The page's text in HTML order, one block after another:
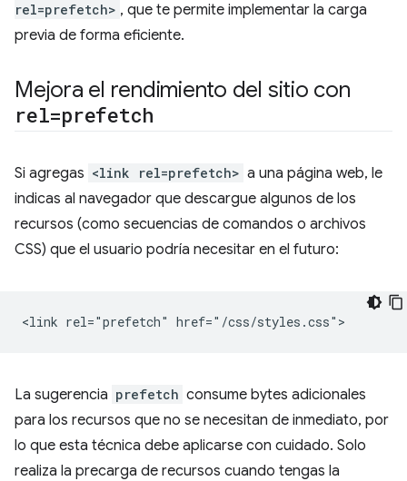
rel=prefetch> , que te permite implementar la carga
previa de forma eficiente.
Mejora el rendimiento del sitio con
rel=prefetch
Si agregas <link rel=prefetch> a una página web, le
indicas al navegador que descargue algunos de los
recursos (como secuencias de comandos o archivos
CSS) que el usuario podría necesitar en el futuro:
La sugerencia prefetch consume bytes adicionales
para los recursos que no se necesitan de inmediato, por
lo que esta técnica debe aplicarse con cuidado. Solo
realiza la precarga de recursos cuando tengas la